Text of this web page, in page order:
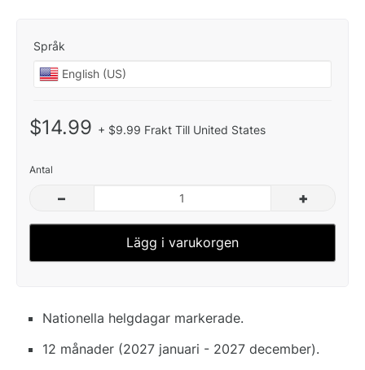
Språk
$14.99 + $9.99 Frakt Till United States
Antal
– +
Lägg i varukorgen
Nationella helgdagar markerade.
12 månader (2027 januari - 2027 december).